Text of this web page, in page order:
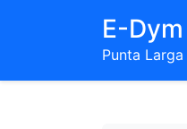
E-
Punta Larga